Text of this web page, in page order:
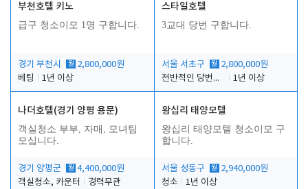
부천호텔 키노
급구 청소이모 1명 구합니다.
경기 부천시 월 2,800,000원
베팅
1년 이상
스타일호텔
3교대 당번 구합니다.
서울 서초구 월 2,800,000원
전반적인 당번업무
1년 이상
나더호텔(경기 양평 용문)
객실청소 부부, 자매, 모녀팀
모십니다.
경기 양평군 월 4,400,000원
객실청소, 카운터
경력무관
왕십리 태양모텔
왕십리 태양모텔 청소이모 구
합니다.
서울 성동구 월 2,940,000원
청소
1년 이상